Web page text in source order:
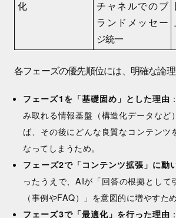
化
チャネルでのブ
ランドメッセー
ジ統一
各フェーズの優先順位には、明確な論理
フェーズ1を「基礎固め」とした理由
み取れる情報基盤（構造化データなど
ば、その後にどんな良質なコンテンツ
なってしまうため。
フェーズ2で「コンテンツ拡張」に動
ったうえで、AIが「回答の根拠として
（事例やFAQ）」を意図的に増やすため
フェーズ3で「最適化」を行った理由